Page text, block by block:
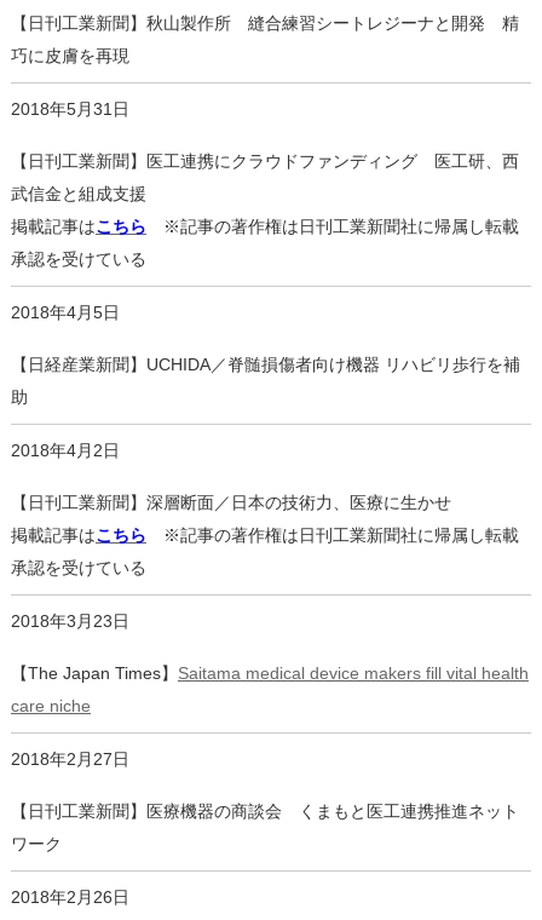
【日刊工業新聞】秋山製作所 縫合練習シートレジーナと開発 精
巧に皮膚を再現
2018年5月31日
【日刊工業新聞】医工連携にクラウドファンディング 医工研、西
武信金と組成支援
掲載記事はこちら ※記事の著作権は日刊工業新聞社に帰属し転載
承認を受けている
2018年4月5日
【日経産業新聞】UCHIDA／脊髄損傷者向け機器 リハビリ歩行を補
助
2018年4月2日
【日刊工業新聞】深層断面／日本の技術力、医療に生かせ
掲載記事はこちら ※記事の著作権は日刊工業新聞社に帰属し転載
承認を受けている
2018年3月23日
【The Japan Times】 Saitama medical device makers fill vital health
care niche
2018年2月27日
【日刊工業新聞】医療機器の商談会 くまもと医工連携推進ネット
ワーク
2018年2月26日